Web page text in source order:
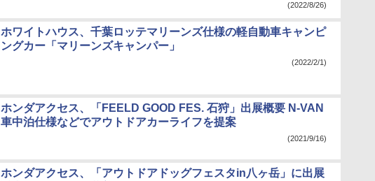
(2022/8/26)
ホワイトハウス、千葉ロッテマリーンズ仕様の軽自動車キャンピ
ングカー「マリーンズキャンパー」
(2022/2/1)
ホンダアクセス、「FEELD GOOD FES. 石狩」出展概要 N-VAN
車中泊仕様などでアウトドアカーライフを提案
(2021/9/16)
ホンダアクセス、「アウトドアドッグフェスタin八ヶ岳」に出展